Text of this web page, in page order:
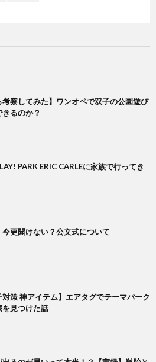
考察してみた】ワンオペで双子の公園遊び
るのか？
PARK ERIC CARLEに家族で行ってき
今更聞けない？公文式について
対策 神アイテム】エアタグでテーマパーク
見つけた話